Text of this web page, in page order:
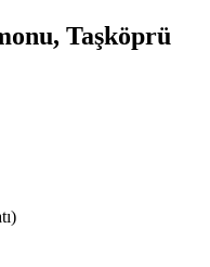
Taşköprü